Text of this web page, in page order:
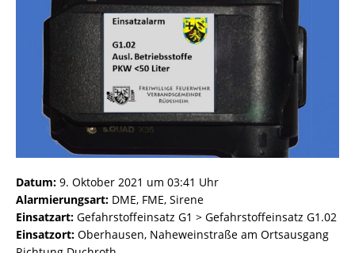
Datum: 9. Oktober 2021 um 03:41 Uhr
Alarmierungsart: DME, FME, Sirene
Einsatzart: Gefahrstoffeinsatz G1 > Gefahrstoffeinsatz G1.02
Einsatzort: Oberhausen, Naheweinstraße am Ortsausgang